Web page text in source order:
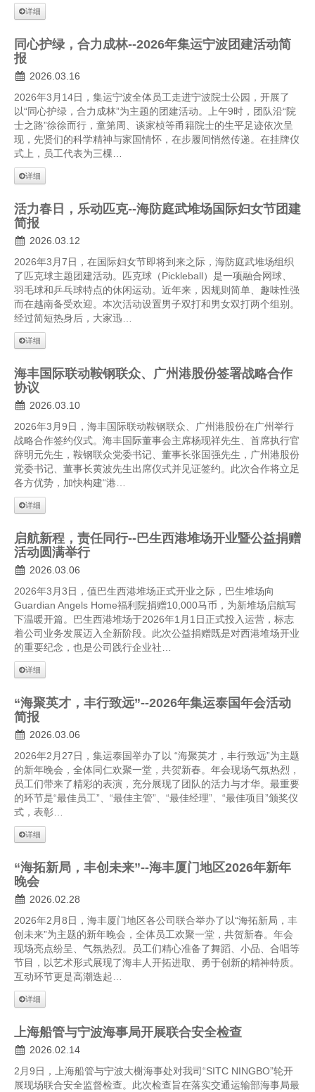
详细
同心护绿，合力成林--2026年集运宁波团建活动简
报
2026.03.16
2026年3月14日，集运宁波全体员工走进宁波院士公园，开展了
以“同心护绿，合力成林”为主题的团建活动。上午9时，团队沿“院
士之路”徐徐而行，童第周、谈家桢等甬籍院士的生平足迹依次呈
现，先贤们的科学精神与家国情怀，在步履间悄然传递。在挂牌仪
式上，员工代表为三棵…
详细
活力春日，乐动匹克--海防庭武堆场国际妇女节团建
简报
2026.03.12
2026年3月7日，在国际妇女节即将到来之际，海防庭武堆场组织
了匹克球主题团建活动。匹克球（Pickleball）是一项融合网球、
羽毛球和乒乓球特点的休闲运动。近年来，因规则简单、趣味性强
而在越南备受欢迎。本次活动设置男子双打和男女双打两个组别。
经过简短热身后，大家迅…
详细
海丰国际联动鞍钢联众、广州港股份签署战略合作
协议
2026.03.10
2026年3月9日，海丰国际联动鞍钢联众、广州港股份在广州举行
战略合作签约仪式。海丰国际董事会主席杨现祥先生、首席执行官
薛明元先生，鞍钢联众党委书记、董事长张国强先生，广州港股份
党委书记、董事长黄波先生出席仪式并见证签约。此次合作将立足
各方优势，加快构建“港…
详细
启航新程，责任同行--巴生西港堆场开业暨公益捐赠
活动圆满举行
2026.03.06
2026年3月3日，值巴生西港堆场正式开业之际，巴生堆场向
Guardian Angels Home福利院捐赠10,000马币，为新堆场启航写
下温暖开篇。巴生西港堆场于2026年1月1日正式投入运营，标志
着公司业务发展迈入全新阶段。此次公益捐赠既是对西港堆场开业
的重要纪念，也是公司践行企业社…
详细
“海聚英才，丰行致远”--2026年集运泰国年会活动
简报
2026.03.06
2026年2月27日，集运泰国举办了以 “海聚英才，丰行致远”为主题
的新年晚会，全体同仁欢聚一堂，共贺新春。年会现场气氛热烈，
员工们带来了精彩的表演，充分展现了团队的活力与才华。最重要
的环节是“最佳员工”、“最佳主管”、“最佳经理”、“最佳项目”颁奖仪
式，表彰…
详细
“海拓新局，丰创未来”--海丰厦门地区2026年新年
晚会
2026.02.28
2026年2月8日，海丰厦门地区各公司联合举办了以“海拓新局，丰
创未来”为主题的新年晚会，全体员工欢聚一堂，共贺新春。年会
现场亮点纷呈、气氛热烈。员工们精心准备了舞蹈、小品、合唱等
节目，以艺术形式展现了海丰人开拓进取、勇于创新的精神特质。
互动环节更是高潮迭起…
详细
上海船管与宁波海事局开展联合安全检查
2026.02.14
2月9日，上海船管与宁波大榭海事处对我司“SITC NINGBO”轮开
展现场联合安全监督检查。此次检查旨在落实交通运输部海事局最